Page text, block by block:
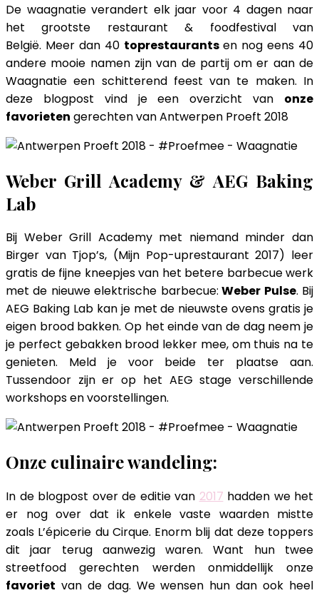
–
#Proefmee
–
Waagnatie
De waagnatie verandert elk jaar voor 4 dagen naar
het grootste restaurant & foodfestival van
België. Meer dan 40 toprestaurantsen nog eens 40
andere mooie namen zijn van de partij om er aan de
Waagnatie een schitterend feest van te maken. In
deze blogpost vind je een overzicht van onze
favorieten gerechten van Antwerpen Proeft 2018
Weber Grill Academy & AEG Baking
Lab
Bij Weber Grill Academy met niemand minder dan
Birger van Tjop’s, (Mijn Pop-uprestaurant 2017) leer
gratis de fijne kneepjes van het betere barbecue werk
met de nieuwe elektrische barbecue: Weber Pulse. Bij
AEG Baking Lab kan je met de nieuwste ovens gratis je
eigen brood bakken. ​Op het einde van de dag neem je
je perfect gebakken brood lekker mee, om thuis na te
genieten. Meld je voor beide ter plaatse aan.
Tussendoor zijn er op het AEG stage verschillende
workshops en voorstellingen.
Onze culinaire wandeling:
In de blogpost over de editie van 2017 hadden we het
er nog over dat ik enkele vaste waarden mistte
zoals L’épicerie du Cirque. Enorm blij dat deze toppers
dit jaar terug aanwezig waren. Want hun twee
streetfood gerechten werden onmiddellijk onze
favoriet van de dag. We wensen hun dan ook heel